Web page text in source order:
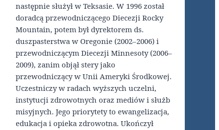
następnie służył w Teksasie. W 1996 został
doradcą przewodniczącego Diecezji Rocky
Mountain, potem był dyrektorem ds.
duszpasterstwa w Oregonie (2002–2006) i
przewodniczącym Diecezji Minnesoty (2006–
2009), zanim objął stery jako
przewodniczący w Unii Ameryki Środkowej.
Uczestniczy w radach wyższych uczelni,
instytucji zdrowotnych oraz mediów i służb
misyjnych. Jego priorytety to ewangelizacja,
edukacja i opieka zdrowotna. Ukończył